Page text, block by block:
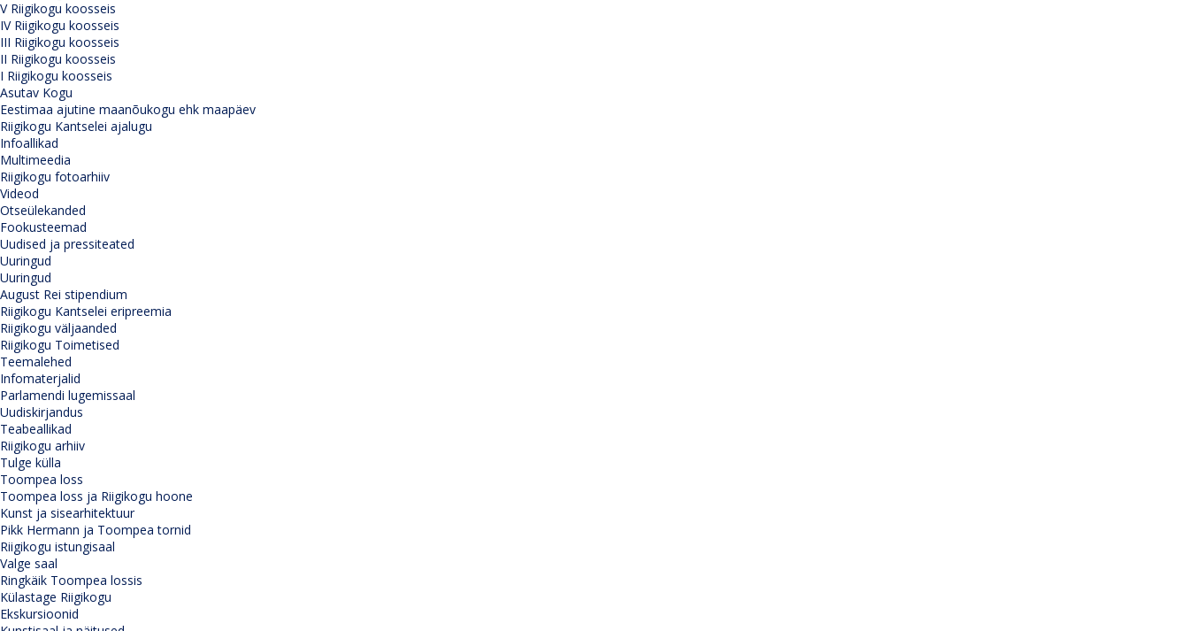
V Riigikogu koosseis
IV Riigikogu koosseis
III Riigikogu koosseis
II Riigikogu koosseis
I Riigikogu koosseis
Asutav Kogu
Eestimaa ajutine maanõukogu ehk maapäev
Riigikogu Kantselei ajalugu
Infoallikad
Multimeedia
Riigikogu fotoarhiiv
Videod
Otseülekanded
Fookusteemad
Uudised ja pressiteated
Uuringud
Uuringud
August Rei stipendium
Riigikogu Kantselei eripreemia
Riigikogu väljaanded
Riigikogu Toimetised
Teemalehed
Infomaterjalid
Parlamendi lugemissaal
Uudiskirjandus
Teabeallikad
Riigikogu arhiiv
Tulge külla
Toompea loss
Toompea loss ja Riigikogu hoone
Kunst ja sisearhitektuur
Pikk Hermann ja Toompea tornid
Riigikogu istungisaal
Valge saal
Ringkäik Toompea lossis
Külastage Riigikogu
Ekskursioonid